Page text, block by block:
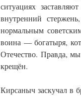
ситуациях
внутренний
нормальным
воина — богатыря,
Отечество. Правда,
крещён.
Кирсаныч заскучал в